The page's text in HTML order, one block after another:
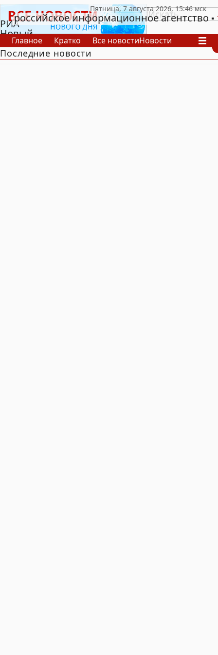
РИА
Новый
День
российское информационное агентство
Главное Кратко Все новостиНовости
В России
В мире
Последние новости